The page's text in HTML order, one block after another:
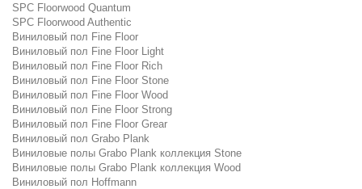
SPC Floorwood Quantum
SPC Floorwood Authentic
Виниловый пол Fine Floor
Виниловый пол Fine Floor Light
Виниловый пол Fine Floor Rich
Виниловый пол Fine Floor Stone
Виниловый пол Fine Floor Wood
Виниловый пол Fine Floor Strong
Виниловый пол Fine Floor Grear
Виниловый пол Grabo Plank
Виниловые полы Grabo Plank коллекция Stone
Виниловые полы Grabo Plank коллекция Wood
Виниловый пол Hoffmann